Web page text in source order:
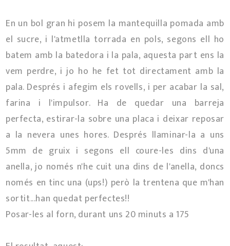
En un bol gran hi posem la mantequilla pomada amb
el sucre, i l'atmetlla torrada en pols, segons ell ho
batem amb la batedora i la pala, aquesta part ens la
vem perdre, i jo ho he fet tot directament amb la
pala. Després i afegim els rovells, i per acabar la sal,
farina i l'impulsor. Ha de quedar una barreja
perfecta, estirar-la sobre una placa i deixar reposar
a la nevera unes hores. Després llaminar-la a uns
5mm de gruix i segons ell coure-les dins d'una
anella, jo només n'he cuit una dins de l'anella, doncs
només en tinc una (ups!) però la trentena que m'han
sortit...han quedat perfectes!!
Posar-les al forn, durant uns 20 minuts a 175º